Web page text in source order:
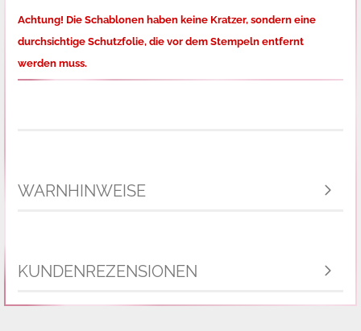
Achtung! Die Schablonen haben keine Kratzer, sondern eine
durchsichtige Schutzfolie, die vor dem Stempeln entfernt
werden muss.
WARNHINWEISE
KUNDENREZENSIONEN